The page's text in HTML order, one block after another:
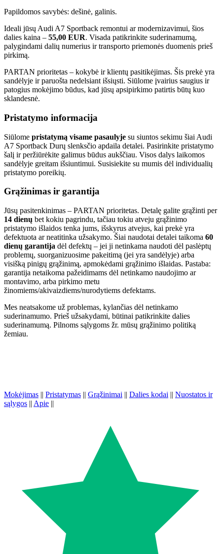
Papildomos savybės: dešinė, galinis.
Ideali jūsų Audi A7 Sportback remontui ar modernizavimui, šios
dalies kaina – 55,00 EUR. Visada patikrinkite suderinamumą,
palygindami dalių numerius ir transporto priemonės duomenis prieš
pirkimą.
PARTAN prioritetas – kokybė ir klientų pasitikėjimas. Šis prekė yra
sandėlyje ir paruošta nedelsiant išsiųsti. Siūlome įvairius saugius ir
patogius mokėjimo būdus, kad jūsų apsipirkimo patirtis būtų kuo
sklandesnė.
Pristatymo informacija
Siūlome pristatymą visame pasaulyje su siuntos sekimu šiai Audi
A7 Sportback Durų slenksčio apdaila detalei. Pasirinkite pristatymo
šalį ir peržiūrėkite galimus būdus aukščiau. Visos dalys laikomos
sandėlyje greitam išsiuntimui. Susisiekite su mumis dėl individualių
pristatymo poreikių.
Grąžinimas ir garantija
Jūsų pasitenkinimas – PARTAN prioritetas. Detalę galite grąžinti per
14 dienų bet kokiu pagrindu, tačiau tokiu atveju grąžinimo
pristatymo išlaidos tenka jums, išskyrus atvejus, kai prekė yra
defektuota ar neatitinka užsakymo. Šiai naudotai detalei taikoma 60
dienų garantija dėl defektų – jei ji netinkama naudoti dėl paslėptų
problemų, suorganizuosime pakeitimą (jei yra sandėlyje) arba
visišką pinigų grąžinimą, apmokėdami grąžinimo išlaidas. Pastaba:
garantija netaikoma pažeidimams dėl netinkamo naudojimo ar
montavimo, arba pirkimo metu
žinomiems/akivaizdiems/nurodytiems defektams.
Mes neatsakome už problemas, kylančias dėl netinkamo
suderinamumo. Prieš užsakydami, būtinai patikrinkite dalies
suderinamumą. Pilnoms sąlygoms žr. mūsų grąžinimo politiką
žemiau.
Mokėjimas || Pristatymas || Grąžinimai || Dalies kodai || Nuostatos ir
sąlygos || Apie ||